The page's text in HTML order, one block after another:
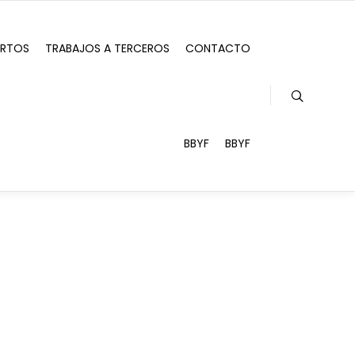
TRABAJOS A TERCEROS CONTACTO
BBYF BBYF